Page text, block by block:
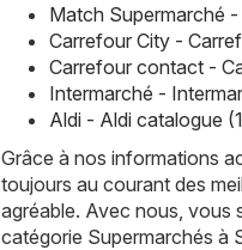
Match Supermarché
Carrefour City -
Carrefour contact -
Intermarché -
Aldi - Aldi catalogue
Grâce à nos informations
toujours au courant des
agréable. Avec nous, vous
catégorie Supermarchés à